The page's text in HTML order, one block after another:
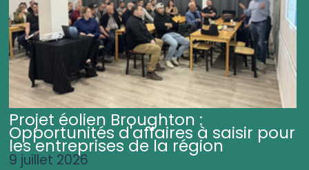
Projet éolien Broughton :
Opportunités d'affaires à saisir pour
les entreprises de la région
9 juillet 2026